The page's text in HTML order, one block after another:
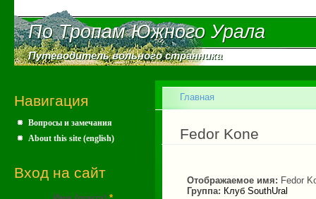
По Тропам Южного Урала
По Тропам Южного Урала
Путеводитель вольного странника
Путеводитель вольного странника
Навигация
Вопросы и замечания
About this site (english)
Вход на сайт
Вы здесь
Главная
Fedor Kone
Отображаемое имя: Fedor
Группа: Клуб SouthUral